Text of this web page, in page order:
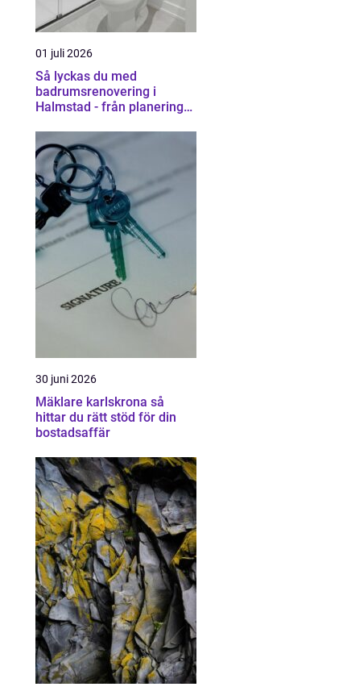
01 juli 2026
Så lyckas du med
badrumsrenovering i
Halmstad - från planering
30 juni 2026
Mäklare karlskrona så
hittar du rätt stöd för din
bostadsaffär